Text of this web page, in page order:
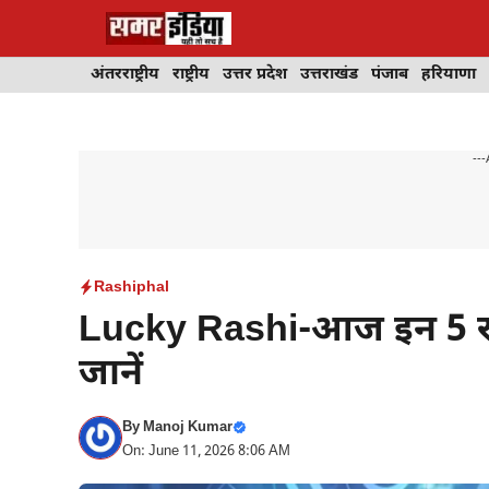
अंतरराष्ट्रीय राष्ट्रीय उत्तर प्रदेश उत्तराखंड पंजाब हरियाणा
---
Rashiphal
Lucky Rashi-आज इन 5
जानें
ByManoj Kumar
On: June 11, 2026 8:06 AM